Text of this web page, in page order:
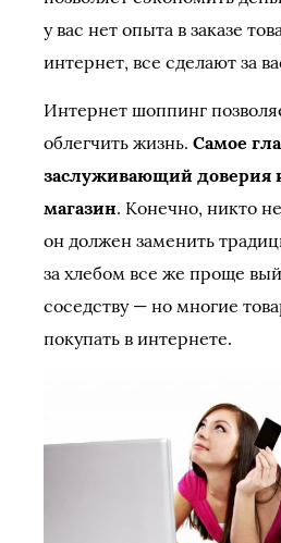
у вас нет опыта в заказе
интернет, все сделают за
Интернет шоппинг
облегчить жизнь. Самое
заслуживающий доверия
магазин. Конечно, никто
он должен заменить
за хлебом все же проще
соседству — но многие
покупать в интернете.